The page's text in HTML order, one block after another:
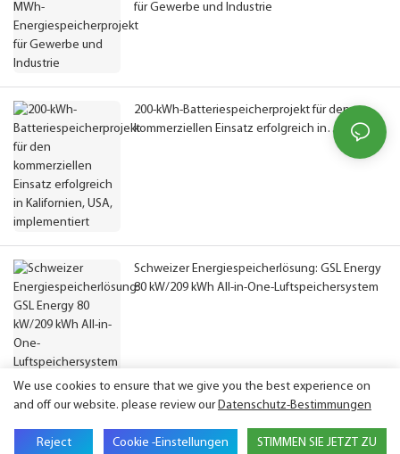
für Gewerbe und Industrie
200-kWh-Batteriespeicherprojekt für den
kommerziellen Einsatz erfolgreich in
Schweizer Energiespeicherlösung: GSL Energy
80 kW/209 kWh All-in-One-Luftspeichersystem
Sich mit uns in Verbindung setzen
We use cookies to ensure that we give you the best experience on
and off our website. please review ourDatenschutz-Bestimmungen
Reject Cookie -Einstellungen STIMMEN SIE JETZT ZU